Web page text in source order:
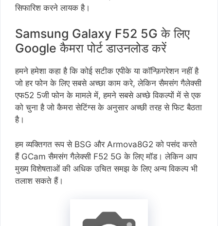
सिफारिश करने लायक है।
Samsung Galaxy F52 5G के लिए
Google कैमरा पोर्ट डाउनलोड करें
हमने हमेशा कहा है कि कोई सटीक एपीके या कॉन्फ़िगरेशन नहीं है
जो हर फोन के लिए सबसे अच्छा काम करे, लेकिन सैमसंग गैलेक्सी
एफ52 5जी फोन के मामले में, हमने सबसे अच्छे विकल्पों में से एक
को चुना है जो कैमरा सेटिंग्स के अनुसार अच्छी तरह से फिट बैठता
है।
हम व्यक्तिगत रूप से BSG और Armova8G2 को पसंद करते
हैं GCam सैमसंग गैलेक्सी F52 5G के लिए मॉड। लेकिन आप
मुख्य विशेषताओं की अधिक उचित समझ के लिए अन्य विकल्प भी
तलाश सकते हैं।